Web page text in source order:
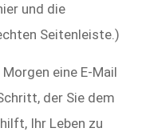
und die
Seitenleiste.)
eine E-Mail
der Sie dem
Ihr Leben zu